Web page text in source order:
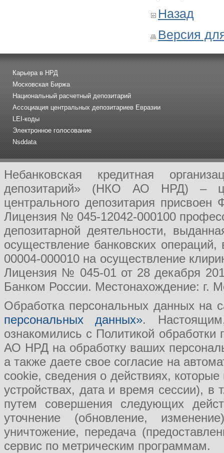
Назад
Версия
Карьера в НРД
Московская Биржа
Национальный расчетный депозитарий
Ассоциация центральных депозитариев Евразии
LEI-коды
Электронное голосование
Nsddata
Небанковская кредитная
депозитарий» (НКО АО НРД) –
центрального депозитария
Лицензия № 045-12042-000100
депозитарной деятельности,
осуществление банковских
00004-000010 на осуществление
Лицензия № 045-01 от 28 декабря
Банком России. Местонахождение: г.
Обработка персональных данных на
персональных данных».
ознакомились с Политикой
АО НРД на обработку ваших
а также даете свое согласие на
cookie, сведения о действиях,
устройствах, дата и время сессии), в
путем совершения следующих
уточнение (обновление,
уничтожение, передача
сервис по метрическим программам.